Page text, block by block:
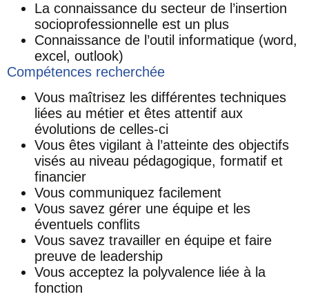
La connaissance du secteur de l’insertion
socioprofessionnelle est un plus
Connaissance de l’outil informatique (word,
excel, outlook)
Compétences recherchée
Vous maîtrisez les différentes techniques
liées au métier et êtes attentif aux
évolutions de celles-ci
Vous êtes vigilant à l’atteinte des objectifs
visés au niveau pédagogique, formatif et
financier
Vous communiquez facilement
Vous savez gérer une équipe et les
éventuels conflits
Vous savez travailler en équipe et faire
preuve de leadership
Vous acceptez la polyvalence liée à la
fonction